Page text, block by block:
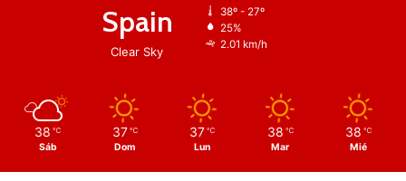
Spain
Clear Sky
38º - 27º
25%
2.01 km/h
38 ℃
Sáb
37 ℃
Dom
37 ℃
Lun
38 ℃
Mar
38 ℃
Mié